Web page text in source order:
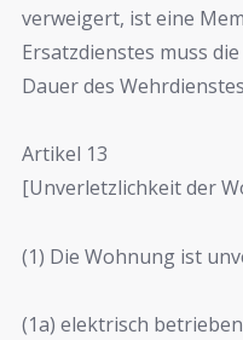
verweigert, ist eine
Ersatzdienstes muss die
Dauer des
Artikel 13
[Unverletzlichkeit der
(1) Die Wohnung ist
(1a) elektrisch